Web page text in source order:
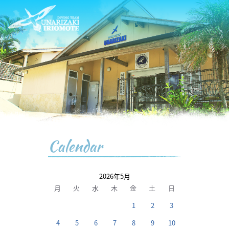
Calendar
2026年5月
月
火 水 木 金 土 日
1 2
3
4
5 6 7 8 9
10